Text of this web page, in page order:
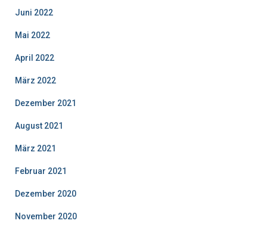
Juni 2022
Mai 2022
April 2022
März 2022
Dezember 2021
August 2021
März 2021
Februar 2021
Dezember 2020
November 2020